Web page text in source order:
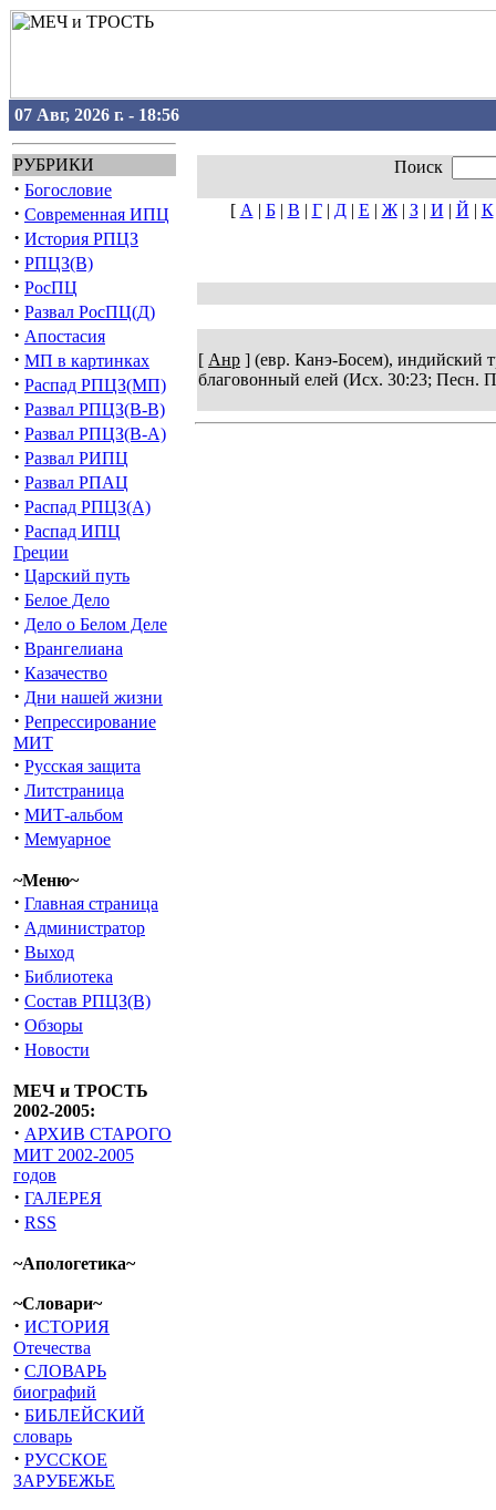
07 Авг, 2026 г. - 18:56
РУБРИКИ
· Богословие
· Современная ИПЦ
· История РПЦЗ
· РПЦЗ(В)
· РосПЦ
· Развал РосПЦ(Д)
· Апостасия
· МП в картинках
· Распад РПЦЗ(МП)
· Развал РПЦЗ(В-В)
· Развал РПЦЗ(В-А)
· Развал РИПЦ
· Развал РПАЦ
· Распад РПЦЗ(А)
· Распад ИПЦ
Греции
· Царский путь
· Белое Дело
· Дело о Белом Деле
· Врангелиана
· Казачество
· Дни нашей жизни
· Репрессирование
МИТ
· Русская защита
· Литстраница
· МИТ-альбом
· Мемуарное
~Меню~
· Главная страница
· Администратор
· Выход
· Библиотека
· Состав РПЦЗ(В)
· Обзоры
· Новости
МЕЧ и ТРОСТЬ
2002-2005:
· АРХИВ СТАРОГО
МИТ 2002-2005
годов
· ГАЛЕРЕЯ
· RSS
~Апологетика~
~Словари~
· ИСТОРИЯ
Отечества
· СЛОВАРЬ
биографий
· БИБЛЕЙСКИЙ
словарь
· РУССКОЕ
ЗАРУБЕЖЬЕ
Поиск
[ А | Б| В | Г| Д| Е | Ж| З| И | Й | К
[ Анр ] (евр. Канэ-Босем), индийский
благовонный елей (Исх. 30:23; Песн.